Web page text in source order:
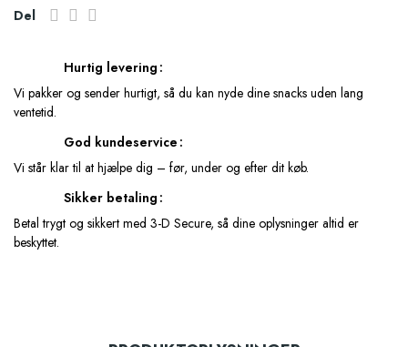
Del
Hurtig levering
Vi pakker og sender hurtigt, så du kan nyde dine snacks uden lang
ventetid.
God kundeservice
Vi står klar til at hjælpe dig – før, under og efter dit køb.
Sikker betaling
Betal trygt og sikkert med 3-D Secure, så dine oplysninger altid er
beskyttet.